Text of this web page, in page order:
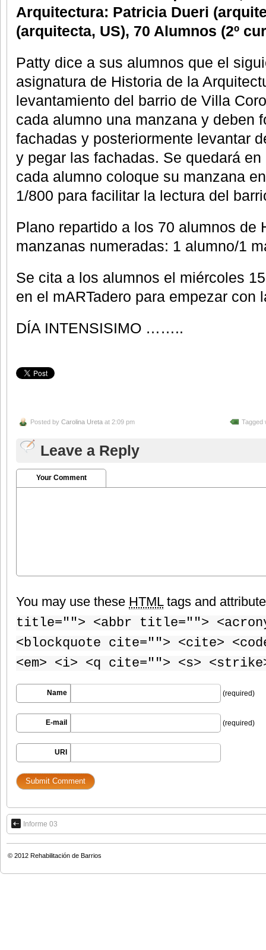
Arquitectura: Patricia Dueri
(arquitecta, US), 70 Alumnos (2º
Patty dice a sus alumnos que el
asignatura de Historia de la
levantamiento del barrio de Villa
cada alumno una manzana y deben
fachadas y posteriormente levantar
y pegar las fachadas. Se quedará
cada alumno coloque su manzana
1/800 para facilitar la lectura del
Plano repartido a los 70 alumnos de
manzanas numeradas: 1 alumno/1
Se cita a los alumnos el miércoles
en el mARTadero para empezar con
DÍA INTENSISIMO ……..
Posted by Carolina Ureta at 2:09 pm Tagged
Leave a Reply
Your Comment
You may use these HTMLtags and
title=""> <abbr title="">
<blockquote cite=""> <cite>
<em> <i> <q cite=""> <s>
Name (required)
E-mail (required)
URI
Informe 03
© 2012 Rehabilitación de Barrios